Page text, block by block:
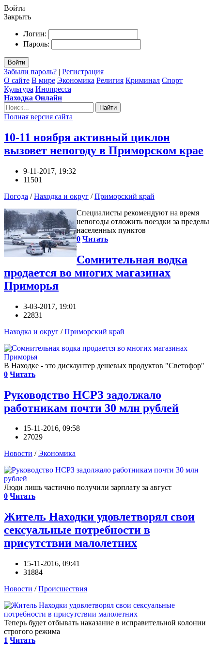
Войти
Закрыть
Логин:
Пароль:
Войти
Забыли пароль? | Регистрация
О сайте В мире Экономика Религия Криминал Спорт
Культура Инопресса
Находка Онлайн
Найти
Полная версия сайта
10-11 ноября активный циклон
вызовет непогоду в Приморском крае
9-11-2017, 19:32
11501
Погода /Находка и округ /Приморский край
Специалисты рекомендуют на время
непогоды отложить поездки за пределы
населенных пунктов
0 Читать
Сомнительная водка
продается во многих магазинах
Приморья
3-03-2017, 19:01
22831
Находка и округ /Приморский край
В Находке - это дискаунтер дешевых продуктов "Светофор"
0 Читать
Руководство НСРЗ задолжало
работникам почти 30 млн рублей
15-11-2016, 09:58
27029
Новости /Экономика
Люди лишь частично получили зарплату за август
0 Читать
Житель Находки удовлетворял свои
сексуальные потребности в
присутствии малолетних
15-11-2016, 09:41
31884
Новости /Происшествия
Теперь будет отбывать наказание в исправительной колонии
строгого режима
1 Читать